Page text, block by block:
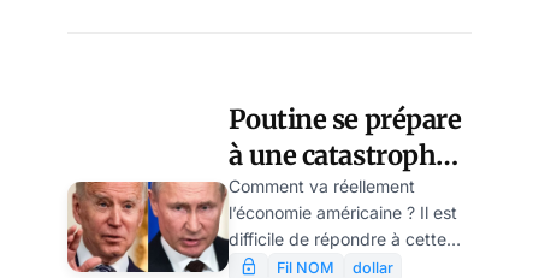
Poutine se prépare
à une catastrophe
irréparable, par
Politika
Comment va réellement
l’économie américaine ? Il est
difficile de répondre à cette
interrogation fondamentale.
Fil NOM
dollar